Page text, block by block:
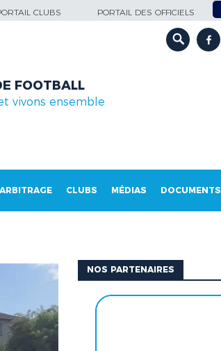
CLUBS PORTAIL DES OFFICIELS
FOOTBALL
vivons ensemble
ARBITRAGE CLUBS MÉDIAS DOCUMENTS
NOS PARTENAIRES